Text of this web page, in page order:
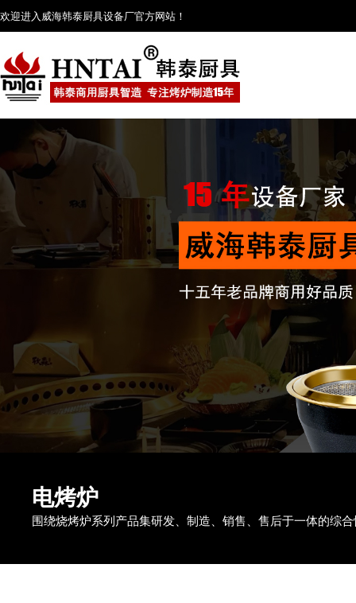
欢迎进入威海韩泰厨具设备厂官方网站！
电烤炉
围绕烧烤炉系列产品集研发、制造、销售、售后于一体的综